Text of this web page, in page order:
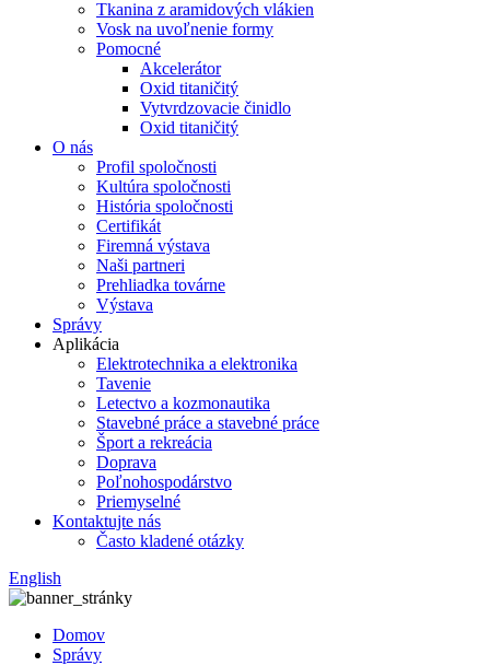
Tkanina z aramidových vlákien
Vosk na uvoľnenie formy
Pomocné
Akcelerátor
Oxid titaničitý
Vytvrdzovacie činidlo
Oxid titaničitý
O nás
Profil spoločnosti
Kultúra spoločnosti
História spoločnosti
Certifikát
Firemná výstava
Naši partneri
Prehliadka továrne
Výstava
Správy
Aplikácia
Elektrotechnika a elektronika
Tavenie
Letectvo a kozmonautika
Stavebné práce a stavebné práce
Šport a rekreácia
Doprava
Poľnohospodárstvo
Priemyselné
Kontaktujte nás
Často kladené otázky
English
Domov
Správy